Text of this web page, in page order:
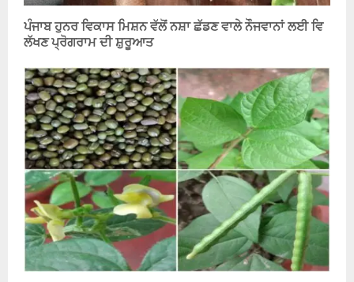
ਪੰਜਾਬ ਹੁਨਰ ਵਿਕਾਸ ਮਿਸ਼ਨ ਵੱਲੋਂ ਨਸ਼ਾ ਛੱਡਣ ਵਾਲੇ ਨੌਜਵਾਨਾਂ ਲਈ ਵਿ
ਲੱਖਣ ਪ੍ਰੋਗਰਾਮ ਦੀ ਸ਼ੁਰੂਆਤ